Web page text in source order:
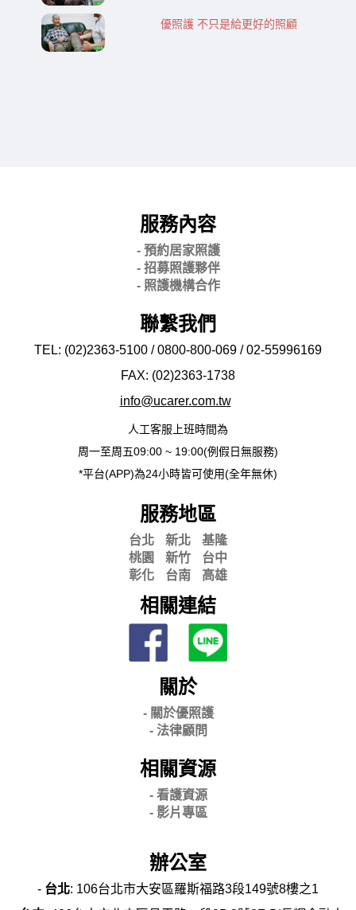
優照護 不只是給更好的照顧
服務內容
- 預約居家照護
- 招募照護夥伴
- 照護機構合作
聯繫我們
TEL: (02)2363-5100 / 0800-800-069 / 02-55996169
FAX: (02)2363-1738
info@ucarer.com.tw
人工客服上班時間為
周一至周五09:00 ~ 19:00(例假日無服務)
*平台(APP)為24小時皆可使用(全年無休)
服務地區
台北 新北
基隆
桃園
新竹
台中
彰化
台南 高雄
相關連結
關於
- 關於優照護
- 法律顧問
相關資源
- 看護資源
- 影片專區
辦公室
- 台北: 106台北市大安區羅斯福路3段149號8樓之1